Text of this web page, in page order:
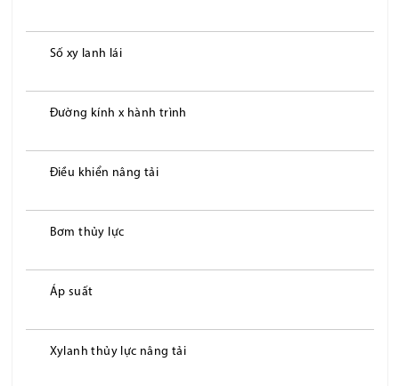
Số xy lanh lái
Đường kính x hành trình
Điều khiển nâng tải
Bơm thủy lực
Áp suất
Xylanh thủy lực nâng tải